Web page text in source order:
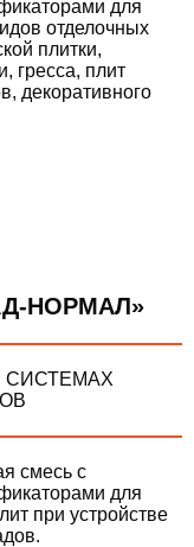
для
отделочных
плитки,
гресса, плит
декоративного
НОРМАЛ»
СИСТЕМАХ
смесь с
для
при устройстве